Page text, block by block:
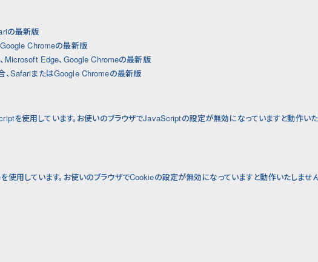
の最新版
Google Chromeの最新版
Microsoft Edge、Google Chromeの最新版
、SafariまたはGoogle Chromeの最新版
を使用しています。お使いのブラウザでJavaScriptの設定が無効になっていますと動作い
使用しています。お使いのブラウザでCookieの設定が無効になっていますと動作いたしませ